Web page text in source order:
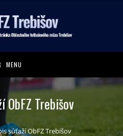
MENU
ObFZ Trebišov
súťaží ObFZ Trebišov